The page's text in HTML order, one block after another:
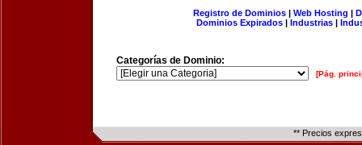
Registro de Dominios| Web Hosting |
Dominios Expirados | Industrias |
Categorías de Dominio:
[Pág.
** Precios